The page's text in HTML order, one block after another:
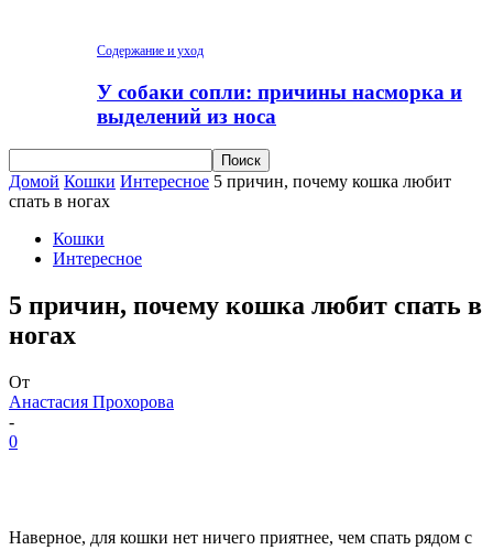
Содержание и уход
У собаки сопли: причины насморка и
выделений из носа
Домой Кошки Интересное 5 причин, почему кошка любит
спать в ногах
Кошки
Интересное
5 причин, почему кошка любит спать в
ногах
От
Анастасия Прохорова
-
0
Наверное, для кошки нет ничего приятнее, чем спать рядом с